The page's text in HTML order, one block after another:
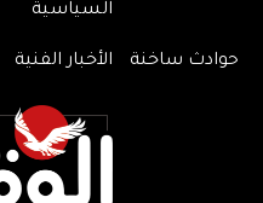
السياسية
حوادث ساخنة الأخبار الفنية